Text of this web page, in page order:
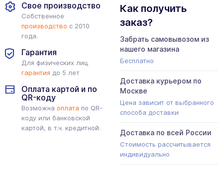
Свое производство
Собственное
производство с 2010
года.
Гарантия
Для физических лиц
гарантия до 5 лет
Оплата картой и по
QR-коду
Возможна оплата по QR-
коду или банковской
картой, в т.ч. кредитной.
Как получить
заказ?
Забрать самовывозом из
нашего магазина
Бесплатно
Доставка курьером по
Москве
Цена зависит от выбранного
способа доставки
Доставка по всей России
Стоимость рассчитывается
индивидуально